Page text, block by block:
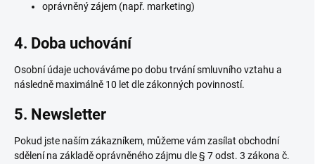
oprávněný zájem (např. marketing)
4. Doba uchování
Osobní údaje uchováváme po dobu trvání smluvního vztahu a
následně maximálně 10 let dle zákonných povinností.
5. Newsletter
Pokud jste naším zákazníkem, můžeme vám zasílat obchodní
sdělení na základě oprávněného zájmu dle § 7 odst. 3 zákona č.